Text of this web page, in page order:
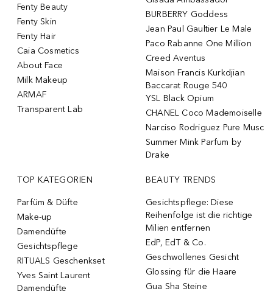
Fenty Beauty
Fenty Skin
Fenty Hair
Caia Cosmetics
About Face
Milk Makeup
ARMAF
Transparent Lab
BURBERRY Goddess
Jean Paul Gaultier Le Male
Paco Rabanne One Million
Creed Aventus
Maison Francis Kurkdjian
Baccarat Rouge 540
YSL Black Opium
CHANEL Coco Mademoiselle
Narciso Rodriguez Pure Musc
Summer Mink Parfum by
Drake
TOP KATEGORIEN
Parfüm & Düfte
Make-up
Damendüfte
Gesichtspflege
RITUALS Geschenkset
Yves Saint Laurent
Damendüfte
BEAUTY TRENDS
Gesichtspflege: Diese
Reihenfolge ist die richtige
Milien entfernen
EdP, EdT & Co.
Geschwollenes Gesicht
Glossing für die Haare
Gua Sha Steine